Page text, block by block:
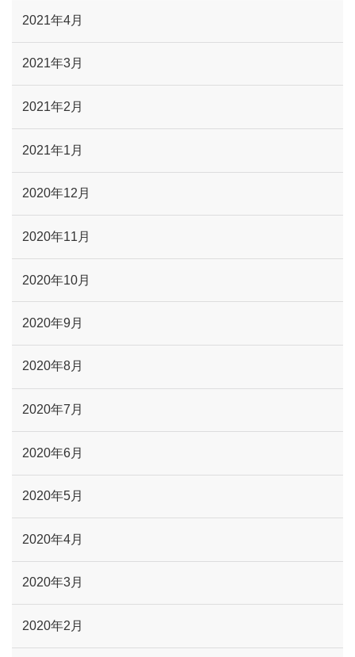
2021年4月
2021年3月
2021年2月
2021年1月
2020年12月
2020年11月
2020年10月
2020年9月
2020年8月
2020年7月
2020年6月
2020年5月
2020年4月
2020年3月
2020年2月